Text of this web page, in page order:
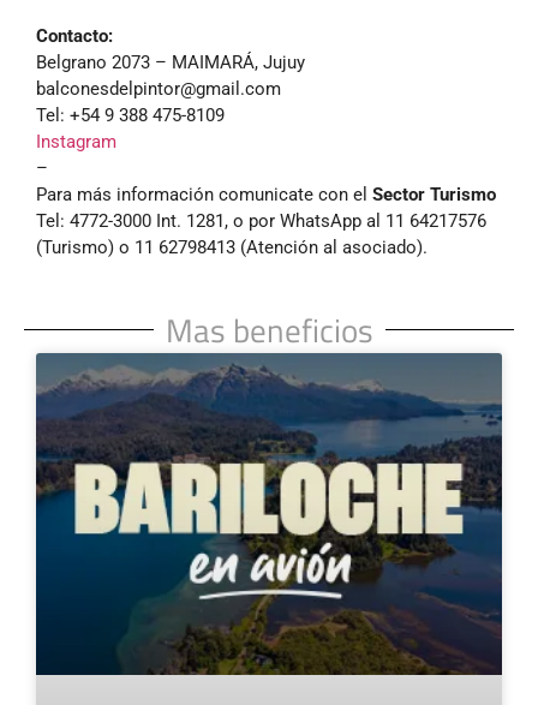
Contacto:
Belgrano 2073 – MAIMARÁ, Jujuy
balconesdelpintor@gmail.com
Tel: +54 9 388 475-8109
Instagram
–
Para más información comunicate con el Sector Turismo
Tel: 4772-3000 Int. 1281, o por WhatsApp al 11 64217576
(Turismo) o 11 62798413 (Atención al asociado).
Mas beneficios